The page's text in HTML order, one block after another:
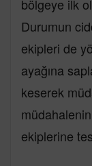
bölgeye ilk
Durumun
ekipleri de
ayağına
keserek
ekiplerine